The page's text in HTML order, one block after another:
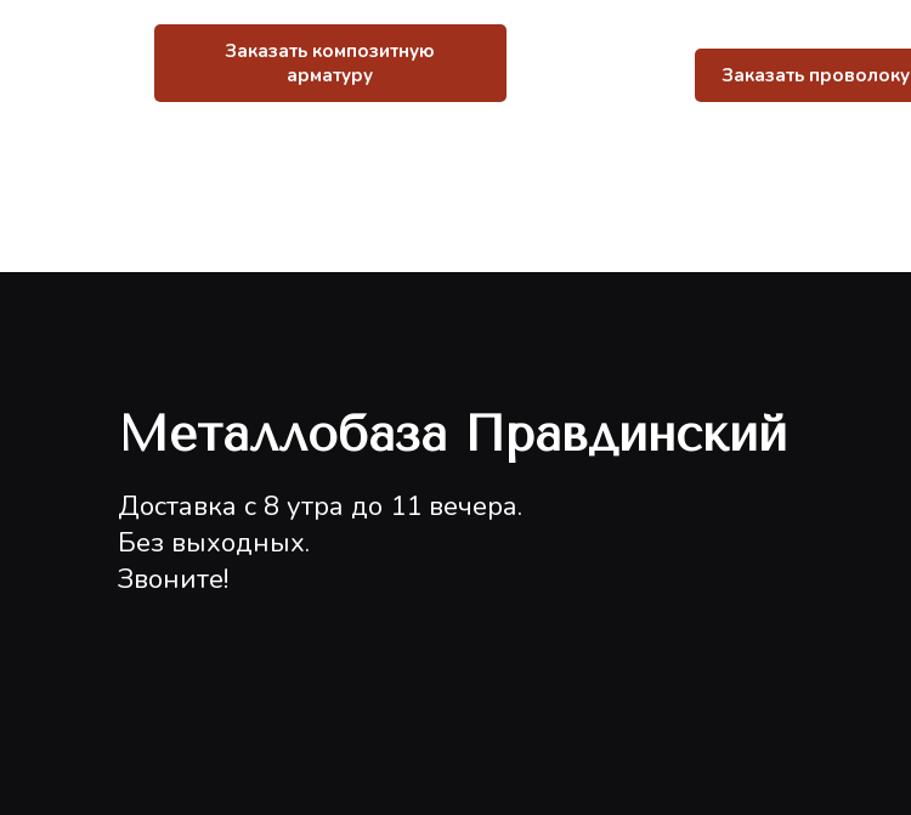
Заказать композитную
арматуру
Заказать проволоку
Металлобаза Правдинский
Доставка с 8 утра до 11 вечера.
Без выходных.
Звоните!